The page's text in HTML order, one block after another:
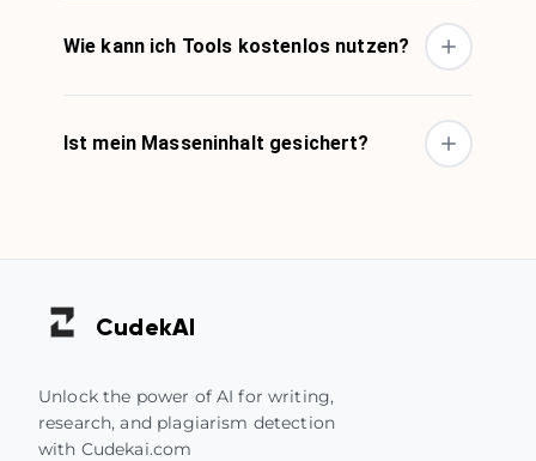
Wie kann ich Tools kostenlos nutzen?
Ist mein Masseninhalt gesichert?
CudekAI
Unlock the power of AI for writing,
research, and plagiarism detection
with Cudekai.com